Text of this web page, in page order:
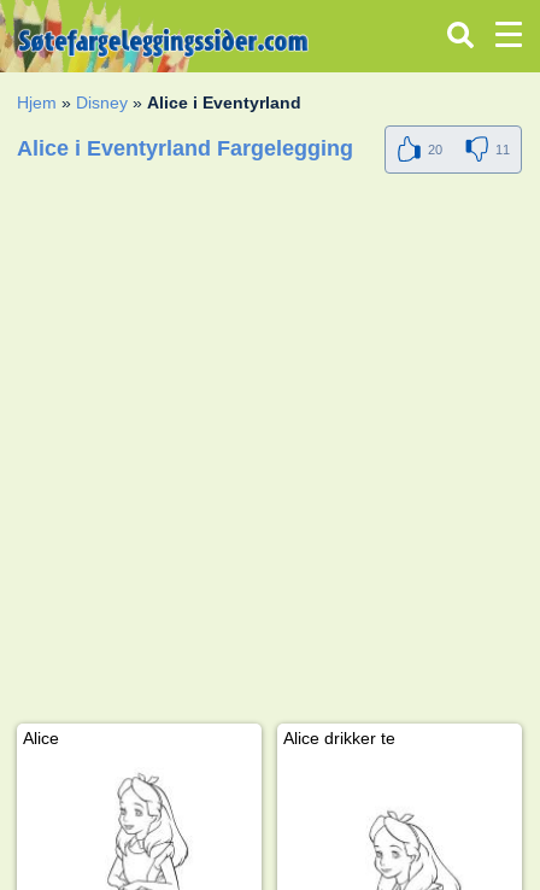
Hjem » Disney »Alice i Eventyrland
Alice i Eventyrland Fargelegging 20 11
Alice Alice drikker te